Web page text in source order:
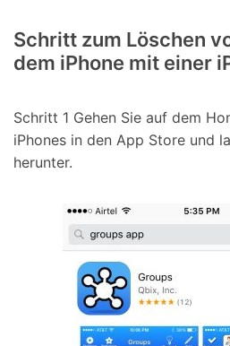
Schritt zum Löschen
dem iPhone mit einer
Schritt 1 Gehen Sie auf dem
iPhones in den App Store und
herunter.